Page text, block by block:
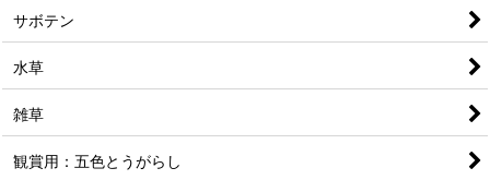
サボテン
水草
雑草
観賞用：五色とうがらし